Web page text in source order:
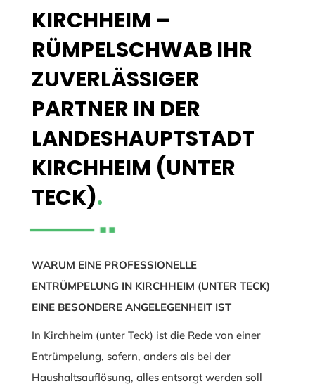
KIRCHHEIM –
RÜMPELSCHWAB IHR
ZUVERLÄSSIGER
PARTNER IN DER
LANDESHAUPTSTADT
KIRCHHEIM (UNTER
TECK).
WARUM EINE PROFESSIONELLE
ENTRÜMPELUNG IN KIRCHHEIM (UNTER TECK)
EINE BESONDERE ANGELEGENHEIT IST
In Kirchheim (unter Teck) ist die Rede von einer
Entrümpelung, sofern, anders als bei der
Haushaltsauflösung, alles entsorgt werden soll